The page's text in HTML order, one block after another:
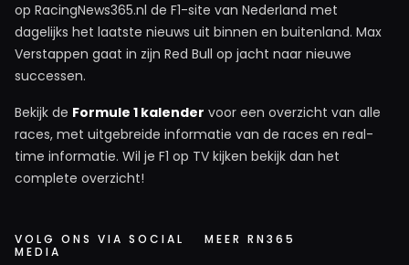
op RacingNews365.nl de F1-site van Nederland met
dagelijks het laatste nieuws uit binnen en buitenland. Max
Verstappen gaat in zijn Red Bull op jacht naar nieuwe
successen.
Bekijk de Formule 1 kalender voor een overzicht van alle
races, met uitgebreide informatie van de races en real-
time informatie. Wil je F1 op TV kijken bekijk dan het
complete overzicht!
VOLG ONS VIA SOCIAL
MEDIA
MEER RN365